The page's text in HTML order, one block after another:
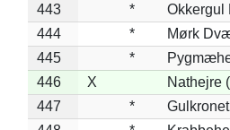
443
*
Okkergul
444
*
Mørk
445
*
446
X
Nathejre
447
*